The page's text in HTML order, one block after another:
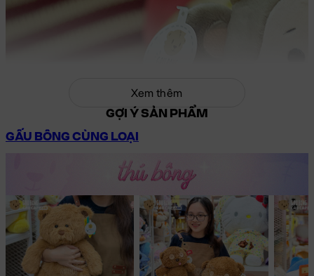
Xem thêm
GỢI Ý SẢN PHẨM
GẤU BÔNG CÙNG LOẠI